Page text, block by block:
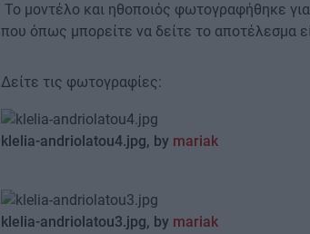
Το μοντέλο και ηθοποιός φωτογραφήθηκε
που όπως μπορείτε να δείτε το αποτέλεσμα
Δείτε τις φωτογραφίες:
klelia-andriolatou4.jpg, by mariak
klelia-andriolatou3.jpg, by mariak